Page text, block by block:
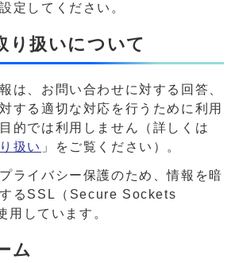
定してください。
り扱いについて
は、お問い合わせに対する回答、
する適切な対応を行うために利用
的では利用しません（詳しくは
扱い 」をご覧ください）。
ライバシー保護のため、情報を暗
るSSL（Secure Sockets
用しています。
ム